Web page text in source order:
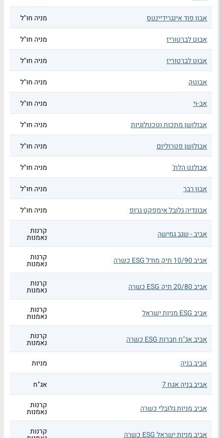
אבוו פוד אינגרידיינטס מניה חו"ל
אבוט לברטוריז מניה חו"ל
אבוט לברטוריז מניה חו"ל
אבוטק מניה חו"ל
אב-וי מניה חו"ל
אבולושן מתכות וטכנולוגיות מניה חו"ל
אבולושן פטרוליום מניה חו"ל
אבולנט הלת' מניה חו"ל
אבון רבר מניה חו"ל
אבונדיה גלובל אימפקט גרופ מניה חו"ל
אביב - שגב גמישה קרנות
נאמנות
אביב 10/90 תיק מודל ESG כשרה קרנות
נאמנות
אביב 20/80 תיק ESG כשרה קרנות
נאמנות
אביב ESG מניות ישראל קרנות
נאמנות
אביב אג"ח חברות ESG כשרה קרנות
נאמנות
אביב בניה
מניות
אביב בניה אגח 7 אג"ח
אביב מניות גלובלי כשרה קרנות
נאמנות
אביב מניות ישראל ESG כשרה קרנות